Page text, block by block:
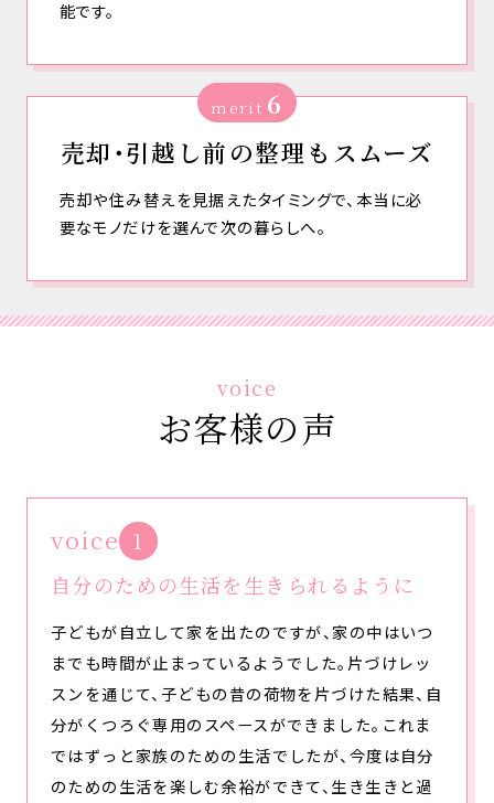
能です。
merit 6
売却・引越し前の整理もスムーズ
売却や住み替えを見据えたタイミングで、本当に必
要なモノだけを選んで次の暮らしへ。
voice
お客様の声
voice 1
自分のための生活を生きられるように
子どもが自立して家を出たのですが、家の中はいつ
までも時間が止まっているようでした。片づけレッ
スンを通じて、子どもの昔の荷物を片づけた結果、自
分がくつろぐ専用のスペースができました。これま
ではずっと家族のための生活でしたが、今度は自分
のための生活を楽しむ余裕ができて、生き生きと過